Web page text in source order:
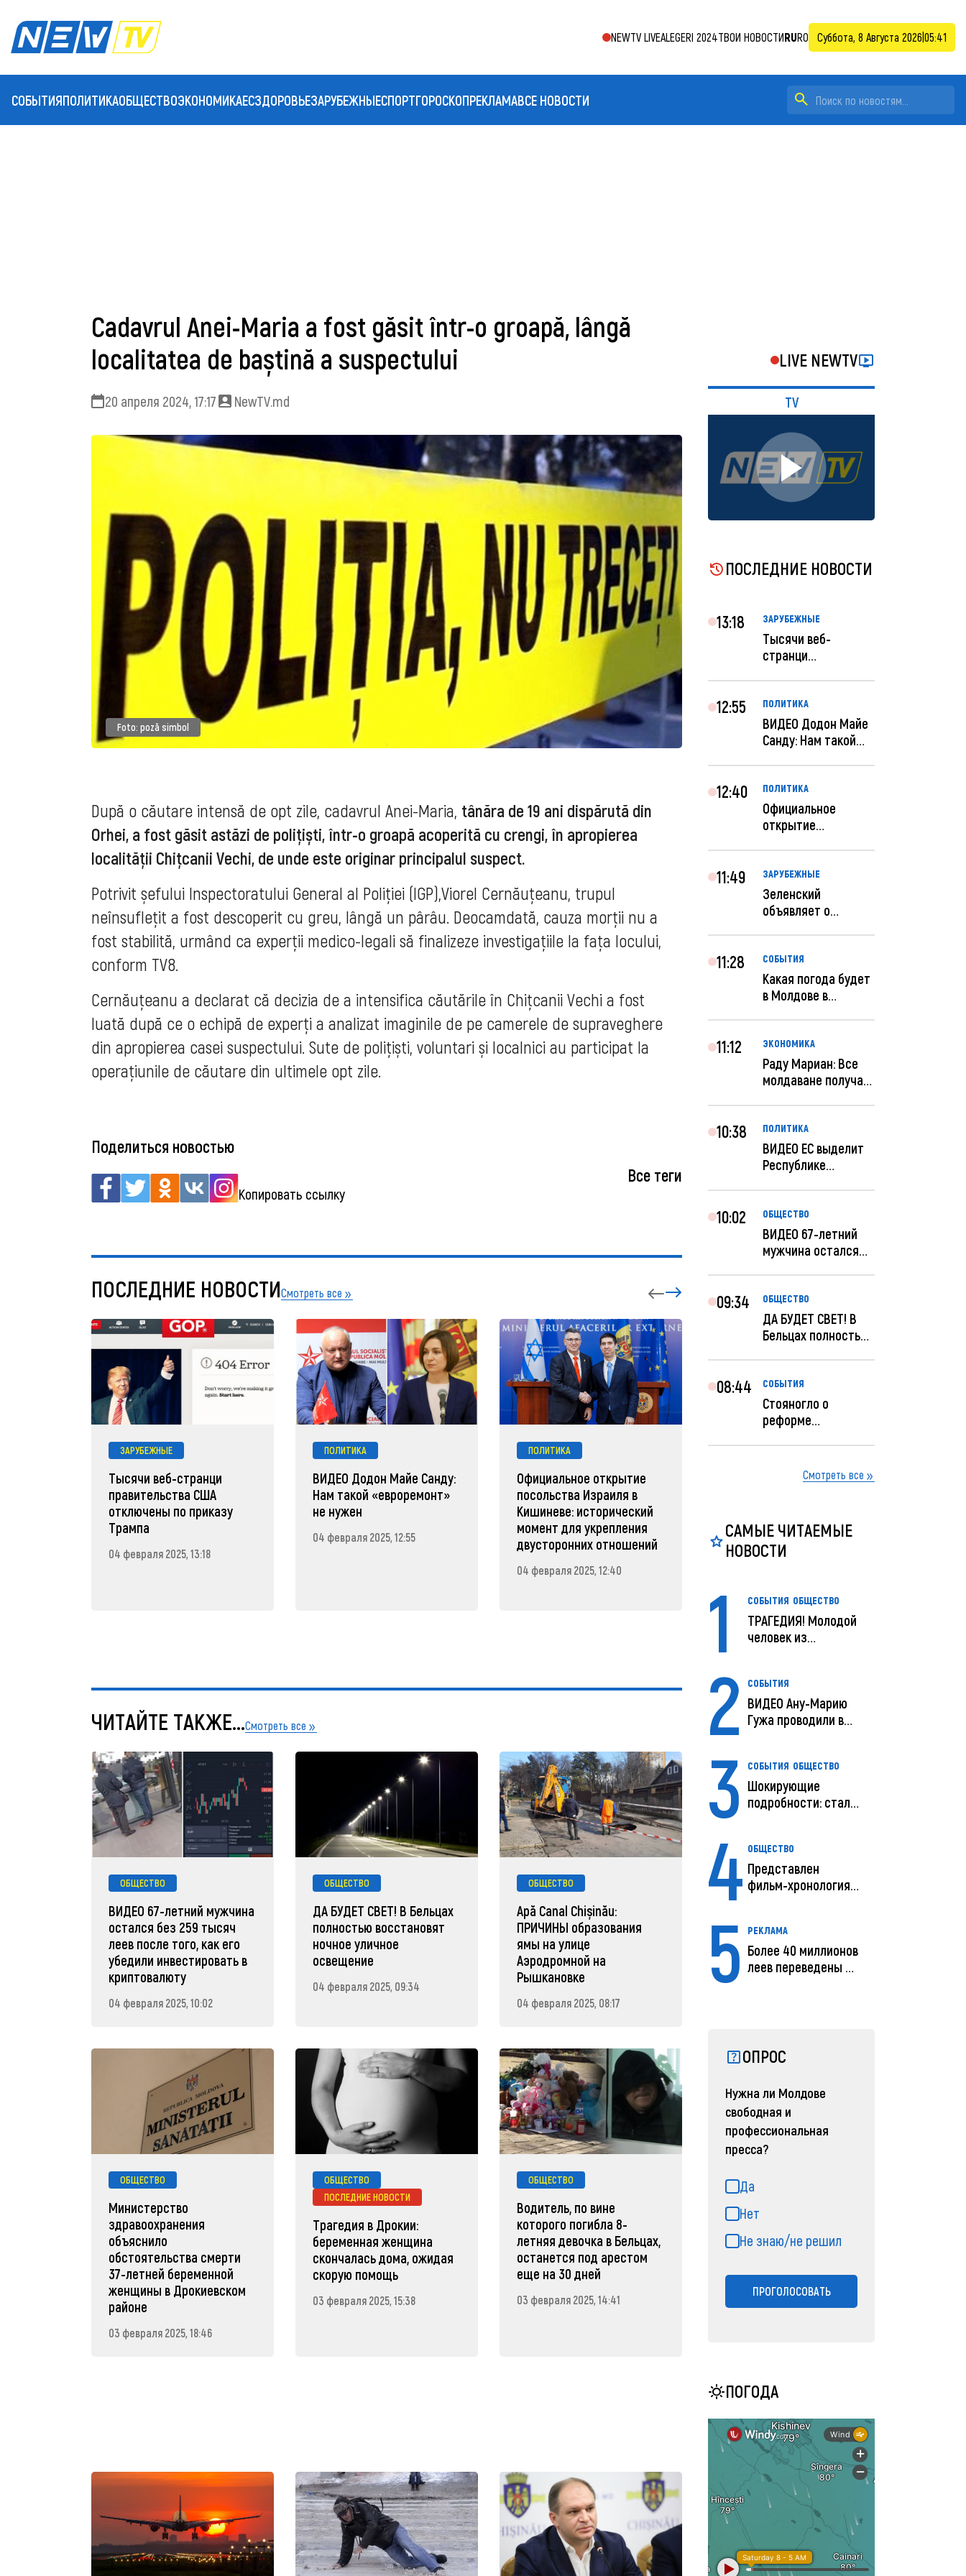
NEWTV LIVEALEGERI 2024ТВОИ НОВОСТИRURO Суббота, 8 Августа 2026 05:41
СОБЫТИЯПОЛИТИКАОБЩЕСТВОЭКОНОМИКАЕСЗДОРОВЬЕЗАРУБЕЖНЫЕСПОРТГОРОСКОПРЕКЛАМАВСЕ НОВОСТИ
Cadavrul Anei-Maria a fost găsit într-o groapă, lângă
localitatea de baștină a suspectului
20 апреля 2024, 17:17 NewTV.md
Foto: poză simbol
După o căutare intensă de opt zile, cadavrul Anei-Maria, tânăra de 19 ani dispărută din
Orhei, a fost găsit astăzi de polițiști, într-o groapă acoperită cu crengi, în apropierea
localității Chițcanii Vechi, de unde este originar principalul suspect.
Potrivit șefului Inspectoratului General al Poliției (IGP),Viorel Cernăuțeanu, trupul
neînsuflețit a fost descoperit cu greu, lângă un pârâu. Deocamdată, cauza morții nu a
fost stabilită, urmând ca experții medico-legali să finalizeze investigațiile la fața locului,
conform TV8.
Cernăuțeanu a declarat că decizia de a intensifica căutările în Chițcanii Vechi a fost
luată după ce o echipă de experți a analizat imaginile de pe camerele de supraveghere
din apropierea casei suspectului. Sute de polițiști, voluntari și localnici au participat la
operațiunile de căutare din ultimele opt zile.
Поделиться новостью
Копировать ссылку
Все теги
ПОСЛЕДНИЕ НОВОСТИСмотреть все
ЗАРУБЕЖНЫЕ
Тысячи веб-странци
правительства США
отключены по приказу
Трампа
04 февраля 2025, 13:18
ПОЛИТИКА
ВИДЕО Додон Майе Санду:
Нам такой «евроремонт»
не нужен
04 февраля 2025, 12:55
ПОЛИТИКА
Официальное открытие
посольства Израиля в
Кишиневе: исторический
момент для укрепления
двусторонних отношений
04 февраля 2025, 12:40
ЗАРУБЕЖНЫЕ
Зеленский объявляет о
04 февраля 2025, 11:49
ЧИТАЙТЕ ТАКЖЕ...Смотреть все
ОБЩЕСТВО
ВИДЕО 67-летний мужчина
остался без 259 тысяч
леев после того, как его
убедили инвестировать в
криптовалюту
04 февраля 2025, 10:02
ОБЩЕСТВО
ДА БУДЕТ СВЕТ! В Бельцах
полностью восстановят
ночное уличное
освещение
04 февраля 2025, 09:34
ОБЩЕСТВО
Apă Canal Chișinău:
ПРИЧИНЫ образования
ямы на улице
Аэродромной на
Рышкановке
04 февраля 2025, 08:17
ОБЩЕСТВО
Министерство
здравоохранения
объяснило
обстоятельства смерти
37-летней беременной
женщины в Дрокиевском
районе
03 февраля 2025, 18:46
ОБЩЕСТВО
ПОСЛЕДНИЕ НОВОСТИ
Трагедия в Дрокии:
беременная женщина
скончалась дома, ожидая
скорую помощь
03 февраля 2025, 15:38
ОБЩЕСТВО
Водитель, по вине
которого погибла 8-
летняя девочка в Бельцах,
останется под арестом
еще на 30 дней
03 февраля 2025, 14:41
LIVE NEWTV
TV
ПОСЛЕДНИЕ НОВОСТИ
13:18 ЗАРУБЕЖНЫЕ
Тысячи веб-
странци
12:55 ПОЛИТИКА
ВИДЕО Додон Майе
Санду: Нам такой
12:40 ПОЛИТИКА
Официальное
открытие
Кишиневе: и...
11:49 ЗАРУБЕЖНЫЕ
Зеленский
объявляет о
ар...
11:28 СОБЫТИЯ
Какая погода будет
в Молдове в
11:12 ЭКОНОМИКА
Раду Мариан: Все
молдаване получат
10:38 ПОЛИТИКА
ВИДЕО ЕС выделит
Республике
10:02 ОБЩЕСТВО
ВИДЕО 67-летний
мужчина остался
09:34 ОБЩЕСТВО
ДА БУДЕТ СВЕТ! В
Бельцах полностью
08:44 СОБЫТИЯ
Стояногло о
реформе
реформир...Смотреть все
САМЫЕ ЧИТАЕМЫЕ
НОВОСТИ
1 СОБЫТИЯ ОБЩЕСТВО
ТРАГЕДИЯ! Молодой
человек из
2 СОБЫТИЯ
ВИДЕО Ану-Марию
Гужа проводили в
3 СОБЫТИЯ ОБЩЕСТВО
Шокирующие
подробности: стали
4 ОБЩЕСТВО
Представлен
фильм-хронология
5 РЕКЛАМА
Более 40 миллионов
леев переведены с
ОПРОС
Нужна ли Молдове
свободная и
профессиональная
пресса?
Да
Нет
Не знаю/не решил
ПРОГОЛОСОВАТЬ
ПОГОДА